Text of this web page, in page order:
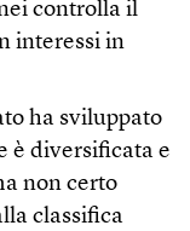
controlla il
interessi in
ha sviluppato
è diversificata e
non certo
classifica